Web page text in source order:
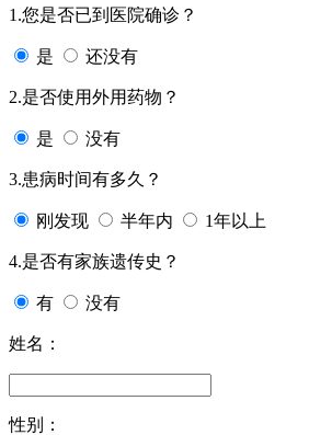
1.您是否已到医院确诊？
是 还没有
2.是否使用外用药物？
是 没有
3.患病时间有多久？
刚发现 半年内 1年以上
4.是否有家族遗传史？
有 没有
姓名：
性别：